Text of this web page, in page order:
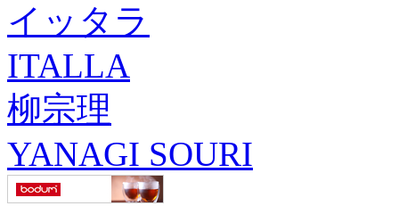
イッタラ
ITALLA
柳宗理
YANAGI SOURI